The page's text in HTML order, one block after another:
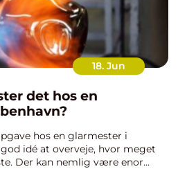
18. Jun
det hos en
hos en glarmester i
idé at overveje, hvor meget
Der kan nemlig være enor...